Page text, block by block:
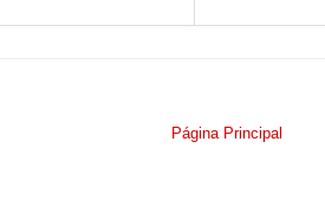
Página Principal